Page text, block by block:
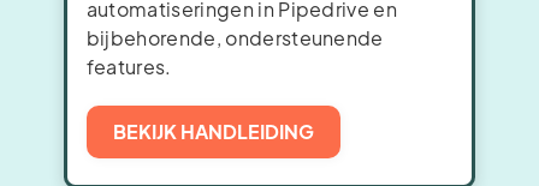
automatiseringen in Pipedrive en
bijbehorende, ondersteunende
features.
BEKIJK HANDLEIDING